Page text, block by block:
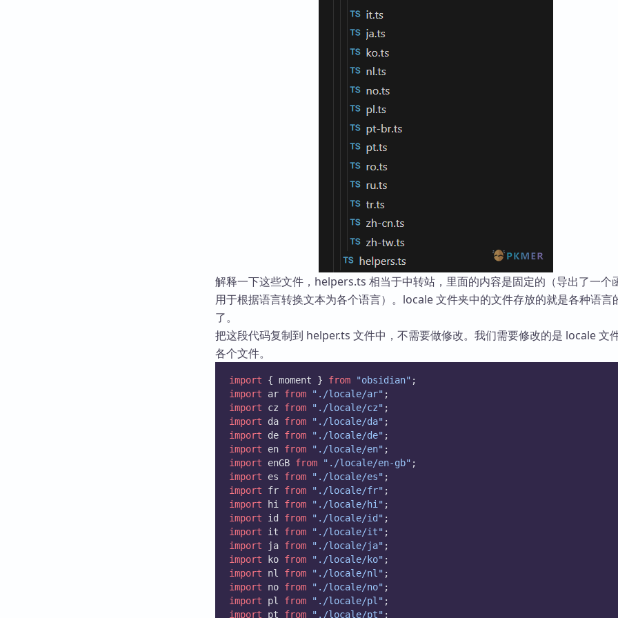
解释一下这些文件，helpers.ts 相当于中转站，里面的内容是固定的（导出了一个
用于根据语言转换文本为各个语言）。locale 文件夹中的文件存放的就是各种语言
了。
把这段代码复制到 helper.ts 文件中，不需要做修改。我们需要修改的是 locale 文
各个文件。
import { moment } from "obsidian" ;
import ar from "./locale/ar" ;
import cz from "./locale/cz" ;
import da from "./locale/da" ;
import de from "./locale/de" ;
import en from "./locale/en" ;
import enGB from "./locale/en-gb" ;
import es from "./locale/es" ;
import fr from "./locale/fr" ;
import hi from "./locale/hi" ;
import id from "./locale/id" ;
import it from "./locale/it" ;
import ja from "./locale/ja" ;
import ko from "./locale/ko" ;
import nl from "./locale/nl" ;
import no from "./locale/no" ;
import pl from "./locale/pl" ;
import pt from "./locale/pt" ;